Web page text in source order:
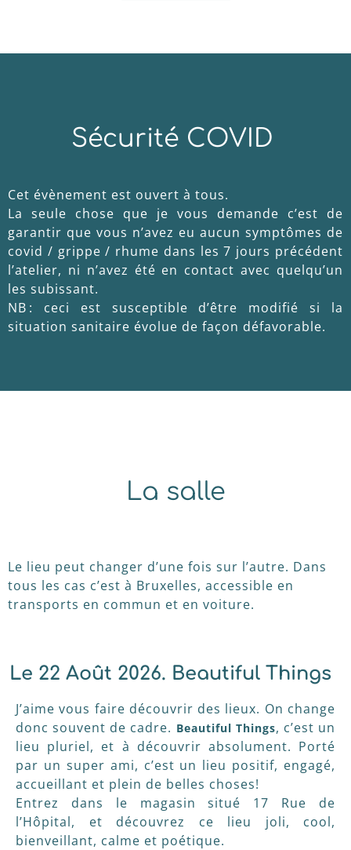
Sécurité COVID
Cet évènement est ouvert à tous.
La seule chose que je vous demande c’est de
garantir que vous n’avez eu aucun symptômes de
covid / grippe / rhume dans les 7 jours précédent
l’atelier, ni n’avez été en contact avec quelqu’un
les subissant.
NB : ceci est susceptible d’être modifié si la
situation sanitaire évolue de façon défavorable.
La salle
Le lieu peut changer d’une fois sur l’autre. Dans
tous les cas c’est à Bruxelles, accessible en
transports en commun et en voiture.
Le 22 Août 2026. Beautiful Things
J’aime vous faire découvrir des lieux. On change
donc souvent de cadre. Beautiful Things, c’est un
lieu pluriel, et à découvrir absolument. Porté
par un super ami, c’est un lieu positif, engagé,
accueillant et plein de belles choses!
Entrez dans le magasin situé 17 Rue de
l’Hôpital, et découvrez ce lieu joli, cool,
bienveillant, calme et poétique.